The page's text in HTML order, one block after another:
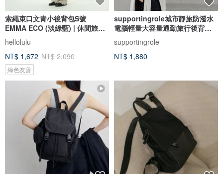
索繩束口文青小後背包S號
EMMA ECO (淡綠藍) | 休閒旅行
雙肩包
hellolulu
NT$ 1,672 NT$ 2,090
綠色友善
supportingrole城市靜旅防潑水
電腦輕量大容量通勤旅行後背包
supportingrole
NT$ 1,880